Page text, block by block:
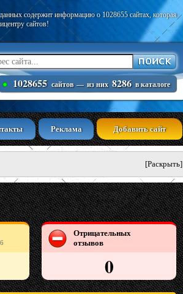
содержит информацию о 1028655 сайтах, которая
сайтов!
1028655 сайтов — из них 8286 в каталоге
Реклама Добавить сайт
[Раскрыть]
Отрицательных
отзывов
0